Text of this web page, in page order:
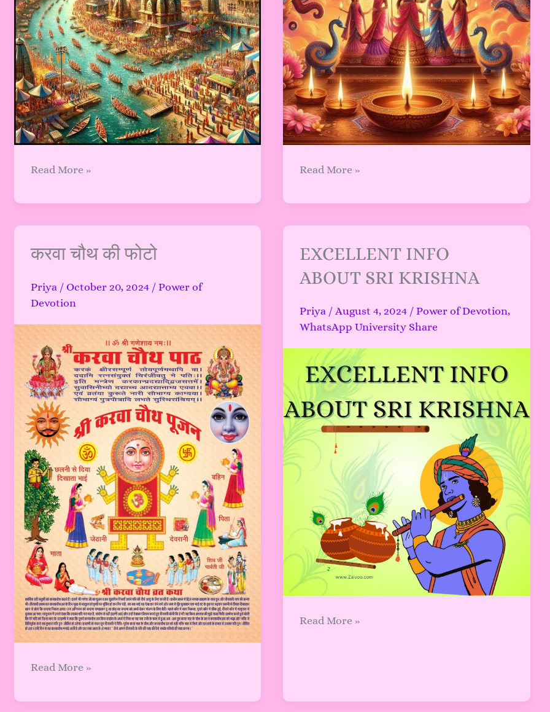
Read More » Read More »
करवा चौथ की फोटो
Priya / October 20, 2024 / Power of
Devotion
करवा
की
फोटो
Read More »
EXCELLENT INFO
ABOUT SRI KRISHNA
Priya /August 4, 2024 /Power of Devotion,
WhatsApp University Share
EXCELLENT
ABOUT
KRISHNA
Read More »